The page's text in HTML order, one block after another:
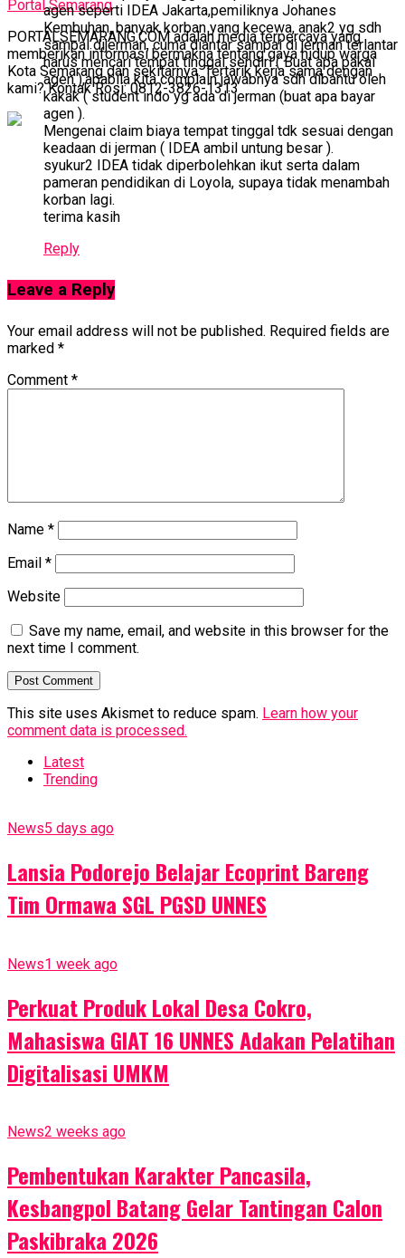
Portal Semarang
PORTALSEMARANG.COM adalah media terpercaya yang
memberikan informasi bermakna tentang gaya hidup warga
Kota Semarang dan sekitarnya. Tertarik kerja sama dengan
kami? Kontak Rosi: 0812-3826-1313
agen seperti IDEA Jakarta,pemiliknya Johanes
Kembuhan, banyak korban yang kecewa, anak2 yg sdh
sampai dijerman, cuma diantar sampai di jerman terlantar
harus mencari tempat tinggal sendiri ( Buat apa pakai
agen ),apabila kita complain jawabnya sdh dibantu oleh
kakak ( student indo yg ada di jerman (buat apa bayar
agen ).
Mengenai claim biaya tempat tinggal tdk sesuai dengan
keadaan di jerman ( IDEA ambil untung besar ).
syukur2 IDEA tidak diperbolehkan ikut serta dalam
pameran pendidikan di Loyola, supaya tidak menambah
korban lagi.
terima kasih
Reply
Leave a Reply
Your email address will not be published. Required fields are
marked *
Comment *
Name *
Email *
Website
Save my name, email, and website in this browser for the
next time I comment.
This site uses Akismet to reduce spam. Learn how your
comment data is processed.
Latest
Trending
News5 days ago
Lansia Podorejo Belajar Ecoprint Bareng
Tim Ormawa SGL PGSD UNNES
News1 week ago
Perkuat Produk Lokal Desa Cokro,
Mahasiswa GIAT 16 UNNES Adakan Pelatihan
Digitalisasi UMKM
News2 weeks ago
Pembentukan Karakter Pancasila,
Kesbangpol Batang Gelar Tantingan Calon
Paskibraka 2026